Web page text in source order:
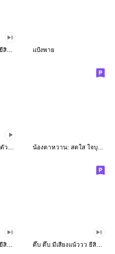
แป้งพาย
น้องตาหวาน: สดใส ใจบุญ (สีพาสเทล)
ดึ๊บ ดึ๊บ มีเสียงแน้ววว ยี่สิบเจ็ด ดึ๊บ ดึ๊บ มีเสียงแน้ววว ยี่สิบหก